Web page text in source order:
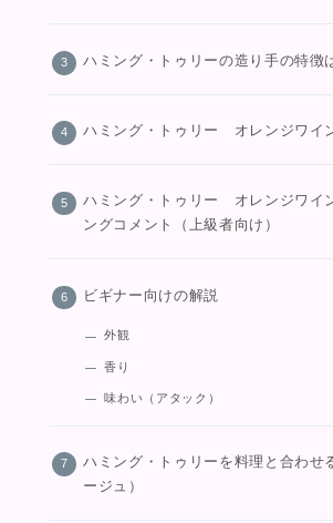
ハミング・トゥリーの造り手の特徴
ハミング・トゥリー オレンジワイ
ハミング・トゥリー オレンジワイ
ングコメント（上級者向け）
ビギナー向けの解説
外観
香り
味わい（アタック）
ハミング・トゥリーを料理と合わせ
ージュ）